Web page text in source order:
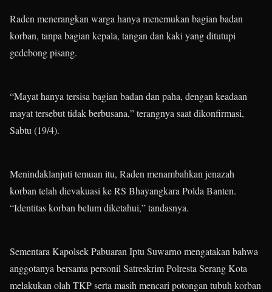
Raden menerangkan warga hanya menemukan bagian badan
korban, tanpa bagian kepala, tangan dan kaki yang ditutupi
gedebong pisang.
“Mayat hanya tersisa bagian badan dan paha, dengan keadaan
mayat tersebut tidak berbusana,” terangnya saat dikonfirmasi,
Sabtu (19/4).
Menindaklanjuti temuan itu, Raden menambahkan jenazah
korban telah dievakuasi ke RS Bhayangkara Polda Banten.
“Identitas korban belum diketahui,” tandasnya.
Sementara Kapolsek Pabuaran Iptu Suwarno mengatakan bahwa
anggotanya bersama personil Satreskrim Polresta Serang Kota
melakukan olah TKP serta masih mencari potongan tubuh korban